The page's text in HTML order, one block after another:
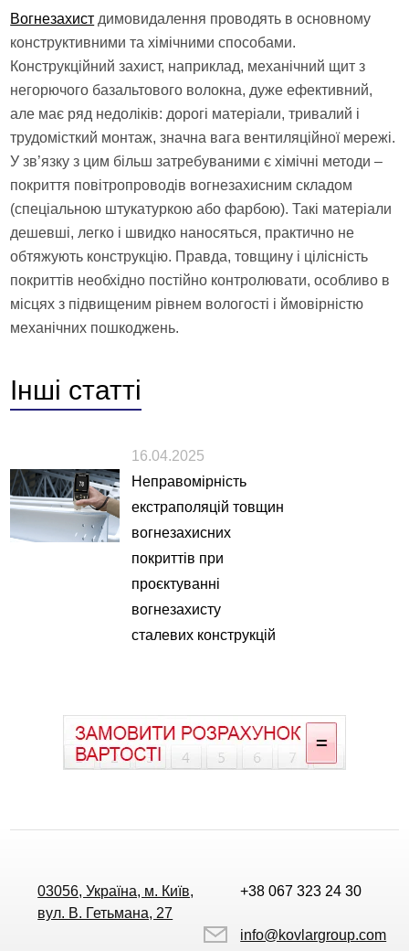
Вогнезахист димовидалення проводять в основному
конструктивними та хімічними способами.
Конструкційний захист, наприклад, механічний щит з
негорючого базальтового волокна, дуже ефективний,
але має ряд недоліків: дорогі матеріали, тривалий і
трудомісткий монтаж, значна вага вентиляційної мережі.
У зв’язку з цим більш затребуваними є хімічні методи –
покриття повітропроводів вогнезахисним складом
(спеціальною штукатуркою або фарбою). Такі матеріали
дешевші, легко і швидко наносяться, практично не
обтяжують конструкцію. Правда, товщину і цілісність
покриттів необхідно постійно контролювати, особливо в
місцях з підвищеним рівнем вологості і ймовірністю
механічних пошкоджень.
Інші статті
16.04.2025
Неправомірність
екстраполяцій товщин
вогнезахисних
покриттів при
проєктуванні
вогнезахисту
сталевих конструкцій
03056, Україна, м. Київ,
вул. В. Гетьмана, 27
+38 067 323 24 30
info@kovlargroup.com